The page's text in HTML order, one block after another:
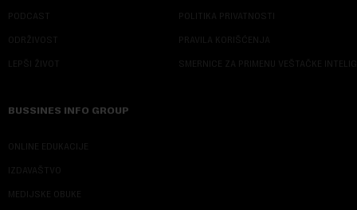
PODCAST
ODRŽIVOST
LEPŠI ŽIVOT
POLITIKA PRIVATNOSTI
PRAVILA KORIŠĆENJA
SMERNICE ZA PRIMENU VEŠTAČKE
BUSSINES INFO GROUP
ONLINE EDUKACIJE
IZDAVAŠTVO
MEDIJSKE OBUKE